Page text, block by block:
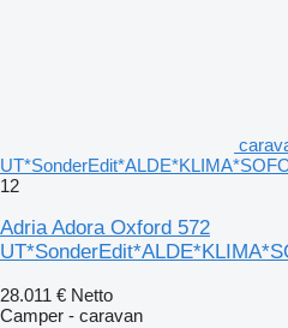
12
Adria Adora Oxford 572
28.011 € Netto
Camper - caravan